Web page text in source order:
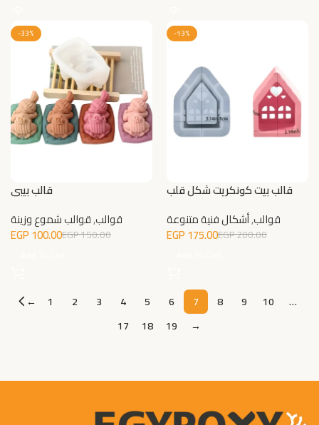
-33%
قالب بيبي
قوالب,قوالب شموع وزينة
150.00
EGP
100.00
EGP
-13%
قالب بيت كونكريت شكل قلب
قوالب,أشكال فنية متنوعة
200.00
EGP
175.00
EGP
← 1 2 3 4 5 6 7 8 9 10
…
17
18 19 →